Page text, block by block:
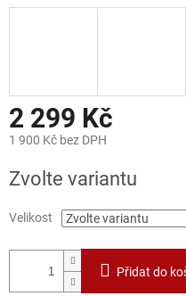
2 299 Kč
1 900 Kč bez DPH
cena:
Zvolte variantu
Velikost
Přidat do